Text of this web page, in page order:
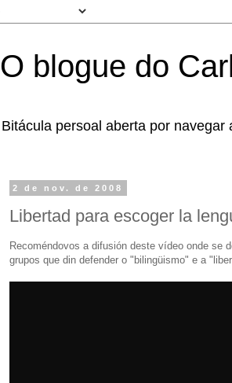
O blogue do
Bitácula persoal aberta por navegar
2 de nov. de 2008
Libertad para escoger la
Recoméndovos a difusión deste vídeo onde se
grupos que din defender o "bilingüismo" e a